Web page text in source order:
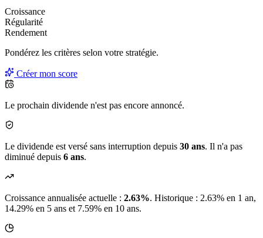
Croissance
Régularité
Rendement
Pondérez les critères selon votre stratégie.
Créer mon score
Le prochain dividende n'est pas encore annoncé.
Le dividende est versé sans interruption depuis 30 ans. Il n'a pas
diminué depuis 6 ans.
Croissance annualisée actuelle : 2.63%. Historique : 2.63% en 1 an,
14.29% en 5 ans et 7.59% en 10 ans.